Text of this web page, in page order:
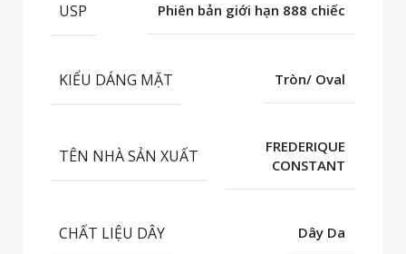
USP Phiên bản giới hạn 888 chiếc
KIỂU DÁNG MẶT Tròn/ Oval
TÊN NHÀ SẢN XUẤT
FREDERIQUE
CONSTANT
CHẤT LIỆU DÂY Dây Da